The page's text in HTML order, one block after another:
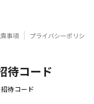
事項
プライバシーポリシ
待コード
待コード